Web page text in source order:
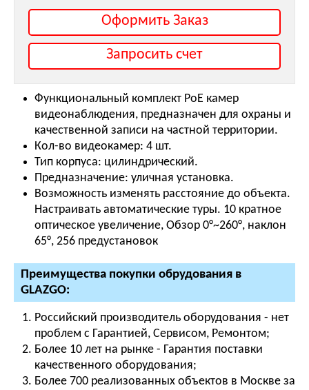
Оформить Заказ
Запросить счет
Функциональный комплект PoE камер
видеонаблюдения, предназначен для охраны и
качественной записи на частной территории.
Кол-во видеокамер: 4 шт.
Тип корпуса: цилиндрический.
Предназначение: уличная установка.
Возможность изменять расстояние до объекта.
Настраивать автоматические туры. 10 кратное
оптическое увеличение, Обзор 0°~260°, наклон
65°, 256 предустановок
Преимущества покупки обрудования в
GLAZGO:
Российский производитель оборудования - нет
проблем с Гарантией, Сервисом, Ремонтом;
Более 10 лет на рынке - Гарантия поставки
качественного оборудования;
Более 700 реализованных объектов в Москве за